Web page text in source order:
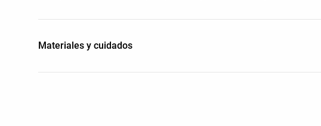
Materiales y cuidados